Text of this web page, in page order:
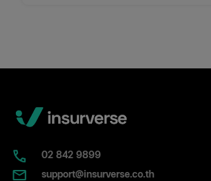
02​ 842 9899
support@insurverse.co.th